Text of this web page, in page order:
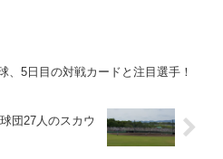
、5日目の対戦カードと注目選手！
団27人のスカウ